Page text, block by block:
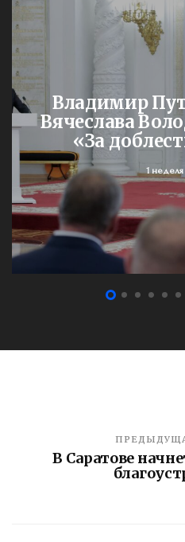
Владимир
Вячеслава
«За
1 неделя
В Саратове